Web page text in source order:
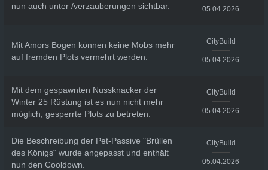
nun auch unter /verzauberungen sichtbar.
05.04.2026
Mit Amors Bogen können keine Mobs mehr
auf fremden Plots vermehrt werden.
CityBuild
05.04.2026
Mit dem gespawnten Nussknacker der
Winter 25 Rüstung ist es nun nicht mehr
möglich, gesperrte Plots zu betreten.
CityBuild
05.04.2026
Die Beschreibung der Pet-Passive "Brüllen
des Königs“ wurde angepasst und enthält
nun den Cooldown.
CityBuild
05.04.2026